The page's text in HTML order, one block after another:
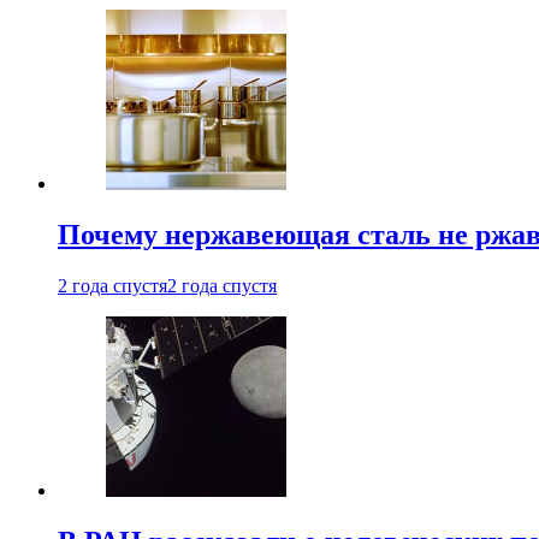
Почему нержавеющая сталь не
2 года спустя2 года спустя